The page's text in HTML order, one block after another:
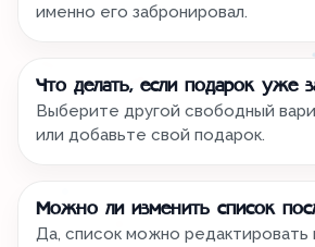
именно его забронировал.
Что делать, если подарок уже
Выберите другой свободный
или добавьте свой подарок.
Можно ли изменить список
Да, список можно редактировать